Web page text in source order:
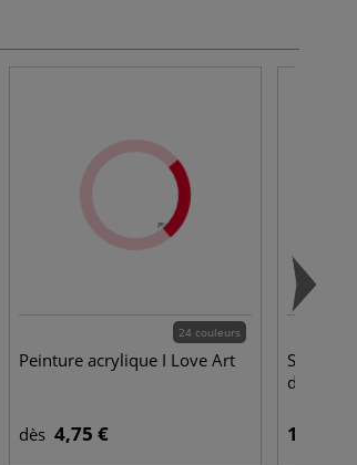
24 couleurs
Peinture acrylique I Love Art
dès 4,75 €
Starter
18,95 €